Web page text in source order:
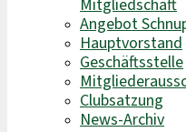
Mitgliedschaft
Angebot
Hauptvorstand
Geschäftsstelle
Clubsatzung
News-Archiv